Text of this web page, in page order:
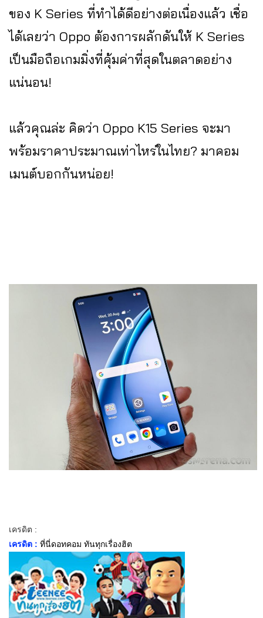
ของ K Series ที่ทำได้ดีอย่างต่อเนื่องแล้ว เชื่อ
ได้เลยว่า Oppo ต้องการผลักดันให้ K Series
เป็นมือถือเกมมิ่งที่คุ้มค่าที่สุดในตลาดอย่าง
แน่นอน!
แล้วคุณล่ะ คิดว่า Oppo K15 Series จะมา
พร้อมราคาประมาณเท่าไหร่ในไทย? มาคอม
เมนต์บอกกันหน่อย!
เครดิต :
เครดิต : ที่นี่ดอทคอม ทันทุกเรื่องฮิต